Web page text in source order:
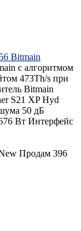
Bitmain
с алгоритмом
473Th/s при
Bitmain
S21 XP Hyd
50 дБ
Вт Интерфейс
Продам 396